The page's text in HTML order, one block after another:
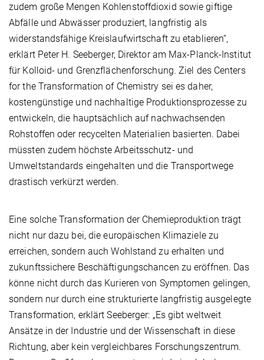
zudem große Mengen Kohlenstoffdioxid sowie giftige
Abfälle und Abwässer produziert, langfristig als
widerstandsfähige Kreislaufwirtschaft zu etablieren“,
erklärt Peter H. Seeberger, Direktor am Max-Planck-Institut
für Kolloid- und Grenzflächenforschung. Ziel des Centers
for the Transformation of Chemistry sei es daher,
kostengünstige und nachhaltige Produktionsprozesse zu
entwickeln, die hauptsächlich auf nachwachsenden
Rohstoffen oder recycelten Materialien basierten. Dabei
müssten zudem höchste Arbeitsschutz- und
Umweltstandards eingehalten und die Transportwege
drastisch verkürzt werden.
Eine solche Transformation der Chemieproduktion trägt
nicht nur dazu bei, die europäischen Klimaziele zu
erreichen, sondern auch Wohlstand zu erhalten und
zukunftssichere Beschäftigungschancen zu eröffnen. Das
könne nicht durch das Kurieren von Symptomen gelingen,
sondern nur durch eine strukturierte langfristig ausgelegte
Transformation, erklärt Seeberger: „Es gibt weltweit
Ansätze in der Industrie und der Wissenschaft in diese
Richtung, aber kein vergleichbares Forschungszentrum.